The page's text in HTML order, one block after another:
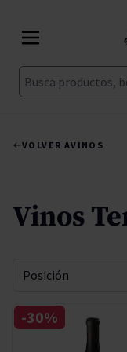
Buscar
VOLVER AVINOS
Vinos
Ordenar por
-30%